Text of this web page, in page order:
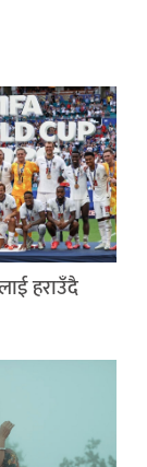
हराउँदै